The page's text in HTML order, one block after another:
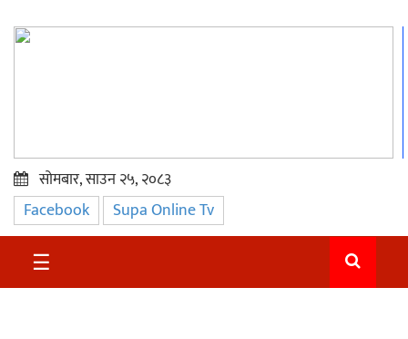
प्रमुख
समाचार
सुदुर
सोमबार, साउन २५, २०८३
Facebook Supa Online Tv
☰